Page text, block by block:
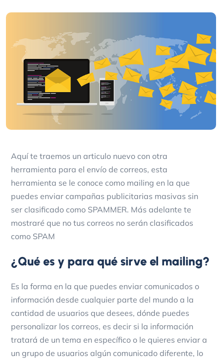
Aquí te traemos un articulo nuevo con otra
herramienta para el envío de correos, esta
herramienta se le conoce como mailing en la que
puedes enviar campañas publicitarias masivas sin
ser clasificado como SPAMMER. Más adelante te
mostraré que no tus correos no serán clasificados
como SPAM
¿Qué es y para qué sirve el mailing?
Es la forma en la que puedes enviar comunicados o
información desde cualquier parte del mundo a la
cantidad de usuarios que desees, dónde puedes
personalizar los correos, es decir si la información
tratará de un tema en específico o le quieres enviar a
un grupo de usuarios algún comunicado diferente, lo